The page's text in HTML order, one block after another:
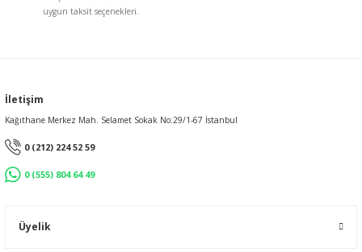
uygun taksit seçenekleri.
İletişim
Kağıthane Merkez Mah. Selamet Sokak No:29/1-67 İstanbul
0 (212) 224 52 59
0 (555) 804 64 49
Üyelik